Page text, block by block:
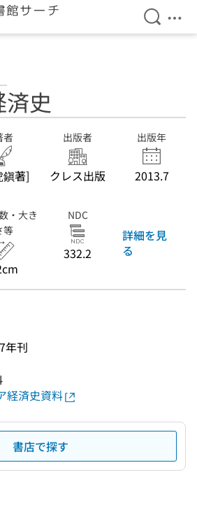
検索を
メ
史
者
鎭著]
出版者
クレス出版
出版年
2013.7
・大き
等
NDC
332.2
詳細を見
る
年刊
経済史資料
書店で探す